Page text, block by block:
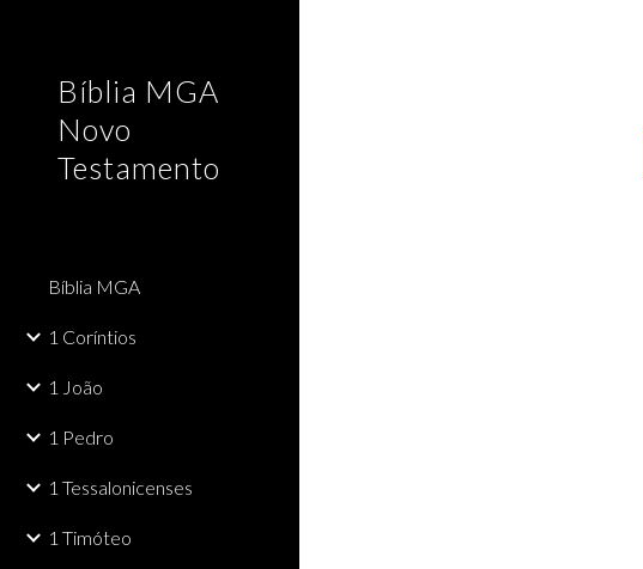
Bíblia MGA
Novo
Testamento
Bíblia MGA
1 Coríntios
1 João
1 Pedro
1 Tessalonicenses
1 Timóteo